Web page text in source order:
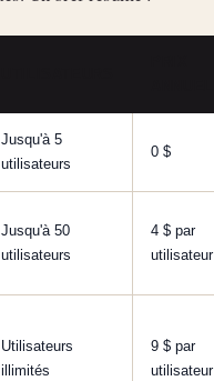
Jusqu'à 5
utilisateurs
0 $
Jusqu'à 50
utilisateurs
4 $ par
utilisateur
Utilisateurs
illimités
9 $ par
utilisateur